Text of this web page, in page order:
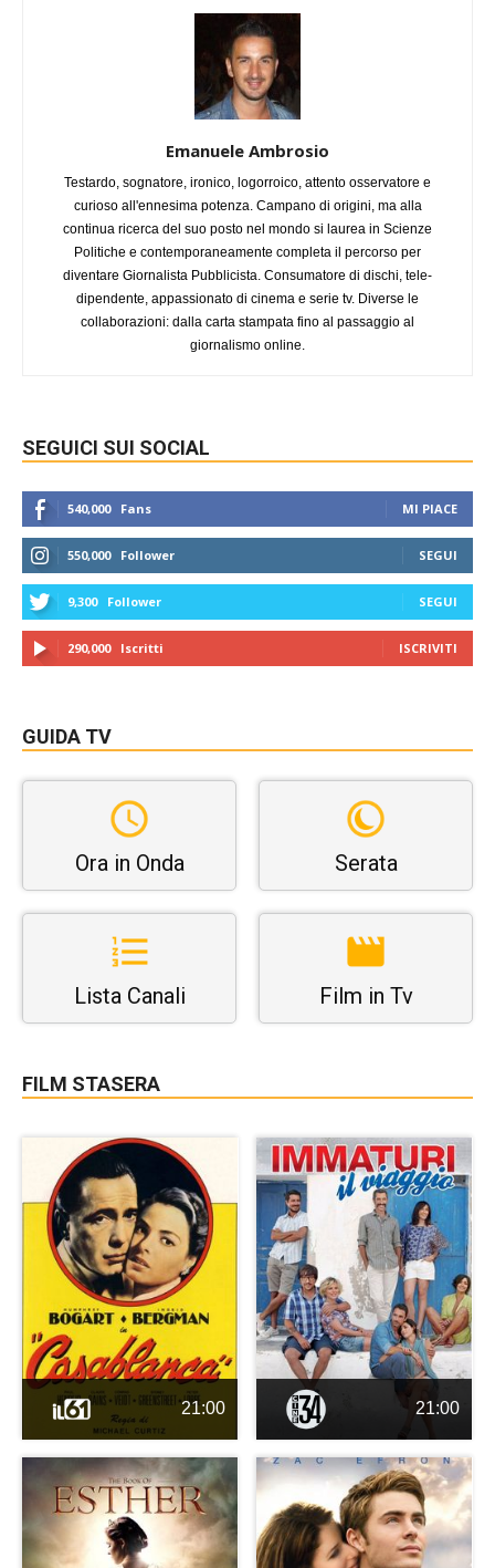
Emanuele Ambrosio
Testardo, sognatore, ironico, logorroico, attento osservatore e
curioso all'ennesima potenza. Campano di origini, ma alla
continua ricerca del suo posto nel mondo si laurea in Scienze
Politiche e contemporaneamente completa il percorso per
diventare Giornalista Pubblicista. Consumatore di dischi, tele-
dipendente, appassionato di cinema e serie tv. Diverse le
collaborazioni: dalla carta stampata fino al passaggio al
giornalismo online.
SEGUICI SUI SOCIAL
540,000 Fans MI PIACE
550,000 Follower SEGUI
9,300 Follower SEGUI
290,000 Iscritti ISCRIVITI
GUIDA TV
Ora in Onda Serata
Lista Canali Film in Tv
FILM STASERA
21:00 21:00